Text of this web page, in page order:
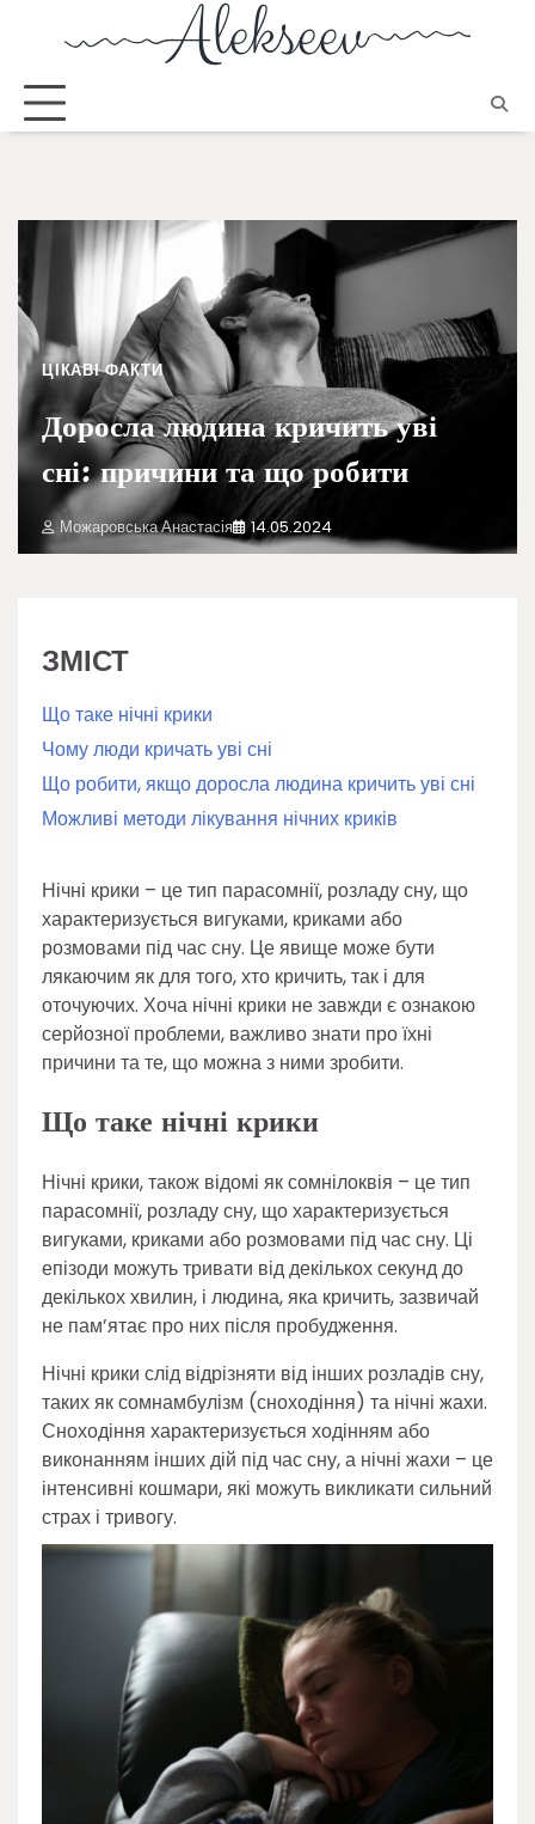
ЦІКАВІ ФАКТИ
Доросла людина кричить уві
сні: причини та що робити
Можаровська Анастасія 14.05.2024
ЗМІСТ
Що таке нічні крики
Чому люди кричать уві сні
Що робити, якщо доросла людина кричить уві сні
Можливі методи лікування нічних криків
Нічні крики – це тип парасомнії, розладу сну, що
характеризується вигуками, криками або
розмовами під час сну. Це явище може бути
лякаючим як для того, хто кричить, так і для
оточуючих. Хоча нічні крики не завжди є ознакою
серйозної проблеми, важливо знати про їхні
причини та те, що можна з ними зробити.
Що таке нічні крики
Нічні крики, також відомі як сомнілоквія – це тип
парасомнії, розладу сну, що характеризується
вигуками, криками або розмовами під час сну. Ці
епізоди можуть тривати від декількох секунд до
декількох хвилин, і людина, яка кричить, зазвичай
не пам’ятає про них після пробудження.
Нічні крики слід відрізняти від інших розладів сну,
таких як сомнамбулізм (сноходіння) та нічні жахи.
Сноходіння характеризується ходінням або
виконанням інших дій під час сну, а нічні жахи – це
інтенсивні кошмари, які можуть викликати сильний
страх і тривогу.